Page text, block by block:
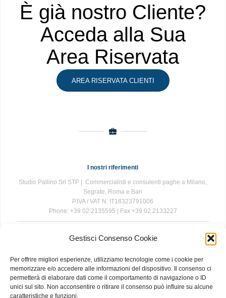
Gestisci Consenso Cookie
Per offrire migliori esperienze, utilizziamo tecnologie come i cookie per
memorizzare e/o accedere alle informazioni del dispositivo. Il consenso ci
permetterà di elaborare dati come il comportamento di navigazione o ID
unici sul sito. Non acconsentire o ritirare il consenso può influire su alcune
caratteristiche e funzioni.
È già nostro Cliente?
Acceda alla Sua
Area Riservata
AREA RISERVATA CLIENTI
I nostri riferimenti
Studio Pallino Srl STP | Commercialisti e consulenti paghe a Milano,
Segrate, Roma e Bari
P.IVA / VAT N. IT18323791006
Phone: +39 02 2135595 | Fax +39 02 2133227
The information contained in this website is for general information
while we endeavour to keep the information up to date and correct, we
make no representations or warranties of any kind, express or implied,
about the completeness, accuracy, reliability, suitability or availability
with respect to the website or the information, products, services, or